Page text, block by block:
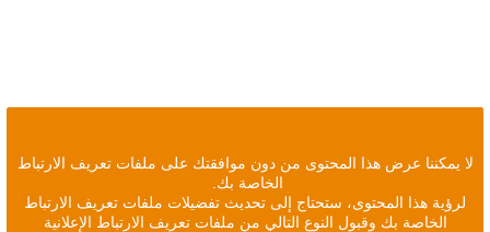
لا يمكننا عرض هذا المحتوى من دون موافقتك على ملفات تعريف الارتباط
الخاصة بك.
لرؤية هذا المحتوى، ستحتاج إلى تحديث تفضيلات ملفات تعريف الارتباط
الخاصة بك وقبول النوع التالي من ملفات تعريف الارتباط الإعلانية